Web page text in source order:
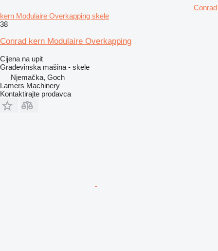
Conrad
kern Modulaire Overkapping skele
38
Conrad kern Modulaire Overkapping
Cijena na upit
Građevinska mašina - skele
Njemačka, Goch
Lamers Machinery
Kontaktirajte prodavca